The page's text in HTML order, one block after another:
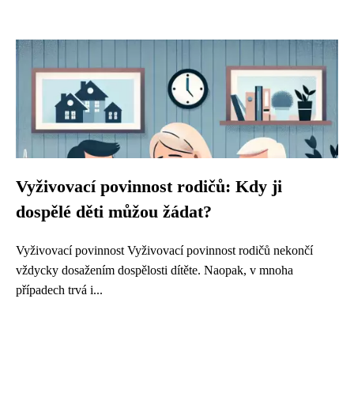
Vyživovací povinnost rodičů: Kdy ji
dospělé děti můžou žádat?
Vyživovací povinnost Vyživovací povinnost rodičů nekončí
vždycky dosažením dospělosti dítěte. Naopak, v mnoha
případech trvá i...